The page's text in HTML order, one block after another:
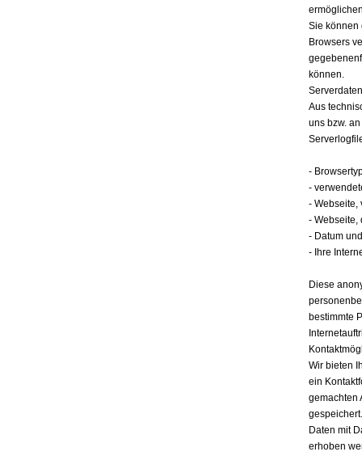
Sie können
Browsers
können.
Serverdaten
Aus
uns bzw.
-
-
- Webseite,
- Webseite,
- Datum
- Ihre
Diese
bestimmte
Wir bieten
ein
gemachten
Daten mit
erhoben